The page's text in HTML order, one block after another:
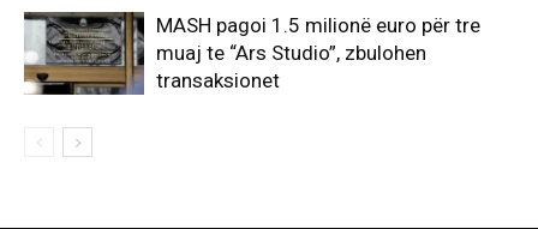
MASH pagoi 1.5 milionë euro për tre
muaj te “Ars Studio”, zbulohen
transaksionet